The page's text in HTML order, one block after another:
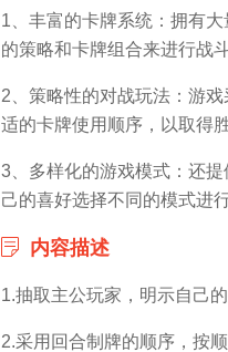
1、丰富的卡牌系统：拥有
的策略和卡牌组合来进行战斗
2、策略性的对战玩法：游
适的卡牌使用顺序，以取得胜
3、多样化的游戏模式：还
己的喜好选择不同的模式进行
内容描述
1.抽取主公玩家，明示自己
2.采用回合制牌的顺序，按